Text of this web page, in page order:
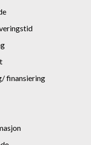
finansiering